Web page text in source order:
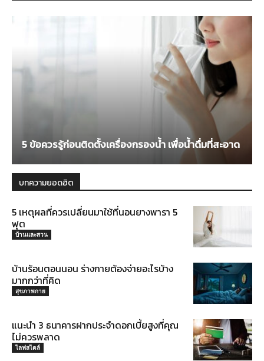
5 ข้อควรรู้ก่อนติดตั้งเครื่องกรองน้ำ เพื่อน้ำดื่มที่สะอาด
บทความยอดฮิต
5 เหตุผลที่ควรเปลี่ยนมาใช้ที่นอนยางพารา 5
ฟุต
บ้านและสวน
บ้านร้อนตอนนอน ร่างกายต้องจ่ายอะไรบ้าง
มากกว่าที่คิด
สุขภาพกาย
แนะนำ 3 ธนาคารฝากประจำดอกเบี้ยสูงที่คุณ
ไม่ควรพลาด
ไลฟสไตล์